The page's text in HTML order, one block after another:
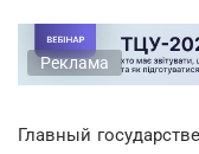
Реклама
Главный